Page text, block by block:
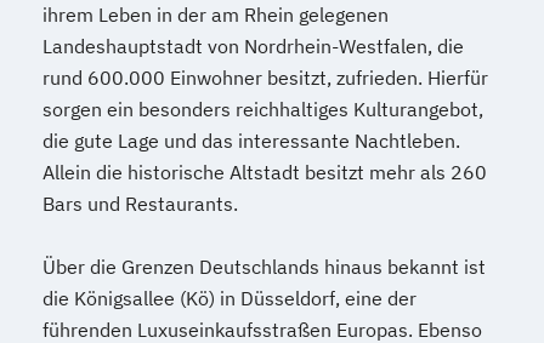
ihrem Leben in der am Rhein gelegenen
Landeshauptstadt von Nordrhein-Westfalen, die
rund 600.000 Einwohner besitzt, zufrieden. Hierfür
sorgen ein besonders reichhaltiges Kulturangebot,
die gute Lage und das interessante Nachtleben.
Allein die historische Altstadt besitzt mehr als 260
Bars und Restaurants.
Über die Grenzen Deutschlands hinaus bekannt ist
die Königsallee (Kö) in Düsseldorf, eine der
führenden Luxuseinkaufsstraßen Europas. Ebenso